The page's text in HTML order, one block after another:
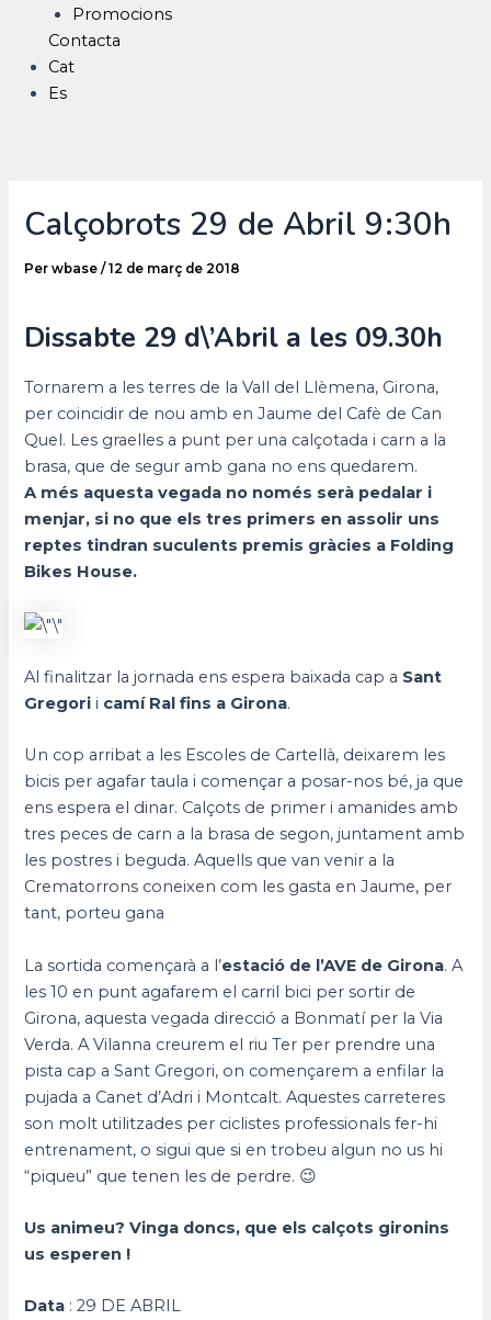
Promocions
Contacta
Cat
Es
Calçobrots 29 de Abril 9:30h
Per wbase/12 de març de 2018
Dissabte 29 d\’Abril a les 09.30h
Tornarem a les terres de la Vall del Llèmena, Girona,
per coincidir de nou amb en Jaume del Cafè de Can
Quel. Les graelles a punt per una calçotada i carn a la
brasa, que de segur amb gana no ens quedarem.
A més aquesta vegada no només serà pedalar i
menjar, si no que els tres primers en assolir uns
reptes tindran suculents premis gràcies a Folding
Bikes House.
Al finalitzar la jornada ens espera baixada cap a Sant
Gregori i camí Ral fins a Girona.
Un cop arribat a les Escoles de Cartellà, deixarem les
bicis per agafar taula i començar a posar-nos bé, ja que
ens espera el dinar. Calçots de primer i amanides amb
tres peces de carn a la brasa de segon, juntament amb
les postres i beguda. Aquells que van venir a la
Crematorrons coneixen com les gasta en Jaume, per
tant, porteu gana
La sortida començarà a l’estació de l’AVE de Girona. A
les 10 en punt agafarem el carril bici per sortir de
Girona, aquesta vegada direcció a Bonmatí per la Via
Verda. A Vilanna creurem el riu Ter per prendre una
pista cap a Sant Gregori, on començarem a enfilar la
pujada a Canet d’Adri i Montcalt. Aquestes carreteres
son molt utilitzades per ciclistes professionals fer-hi
entrenament, o sigui que si en trobeu algun no us hi
“piqueu” que tenen les de perdre. 😉
Us animeu? Vinga doncs, que els calçots gironins
us esperen !
Data : 29 DE ABRIL